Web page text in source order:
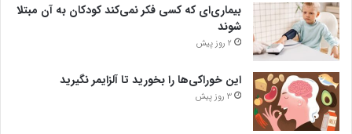
بیماری‌ای که کسی فکر نمی‌کند کودکان به آن مبتلا
شوند
2 روز پیش
این خوراکی‌ها را بخورید تا آلزایمر نگیرید
3 روز پیش